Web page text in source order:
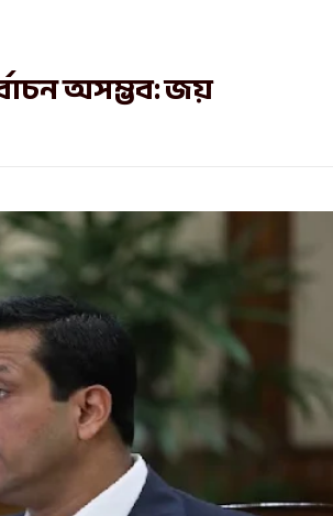
অসম্ভব: জয়